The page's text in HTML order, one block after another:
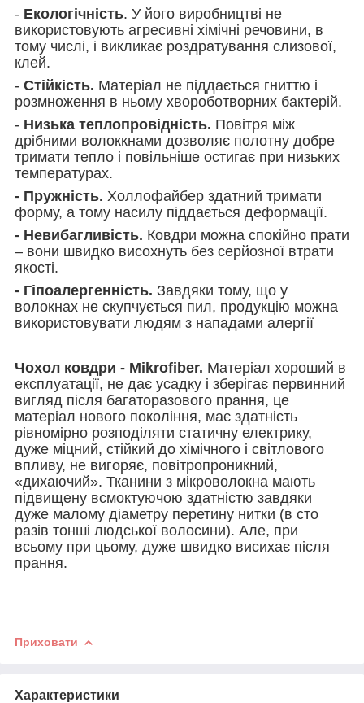
- Екологічність. У його виробництві не
використовують агресивні хімічні речовини, в
тому числі, і викликає роздратування слизової,
клей.
- Стійкість. Матеріал не піддається гниттю і
розмноження в ньому хвороботворних бактерій.
- Низька теплопровідність. Повітря між
дрібними волоккнами дозволяє полотну добре
тримати тепло і повільніше остигає при низьких
температурах.
- Пружність. Холлофайбер здатний тримати
форму, а тому насилу піддається деформації.
- Невибагливість. Ковдри можна спокійно прати
– вони швидко висохнуть без серйозної втрати
якості.
- Гіпоалергенність. Завдяки тому, що у
волокнах не скупчується пил, продукцію можна
використовувати людям з нападами алергії
Чохол ковдри - Mikrofiber. Матеріал хороший в
експлуатації, не дає усадку і зберігає первинний
вигляд після багаторазового прання, це
матеріал нового покоління, має здатність
рівномірно розподіляти статичну електрику,
дуже міцний, стійкий до хімічного і світлового
впливу, не вигоряє, повітропроникний,
«дихаючий». Тканини з мікроволокна мають
підвищену всмоктуючою здатністю завдяки
дуже малому діаметру перетину нитки (в сто
разів тонші людської волосини). Але, при
всьому при цьому, дуже швидко висихає після
прання.
Приховати
Характеристики